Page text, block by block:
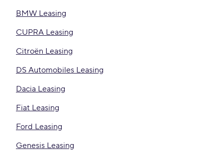
BMW Leasing
CUPRA Leasing
Citroën Leasing
DS Automobiles Leasing
Dacia Leasing
Fiat Leasing
Ford Leasing
Genesis Leasing